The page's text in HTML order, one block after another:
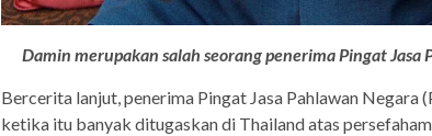
Damin merupakan salah seorang penerima Pingat Jasa
Bercerita lanjut, penerima Pingat Jasa Pahlawan Negara
ketika itu banyak ditugaskan di Thailand atas